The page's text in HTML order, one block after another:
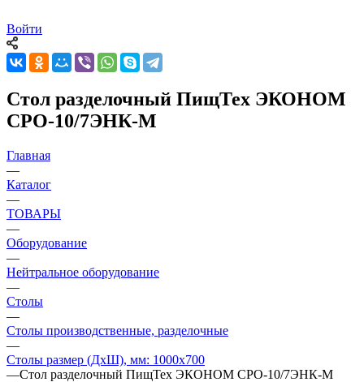
Войти
Стол разделочный ПищТех ЭКОНОМ
СРО-10/7ЭНК-М
Главная
—
Каталог
—
ТОВАРЫ
—
Оборудование
—
Нейтральное оборудование
—
Столы
—
Столы производственные, разделочные
—
Столы размер (ДхШ), мм: 1000х700
—Стол разделочный ПищТех ЭКОНОМ СРО-10/7ЭНК-М